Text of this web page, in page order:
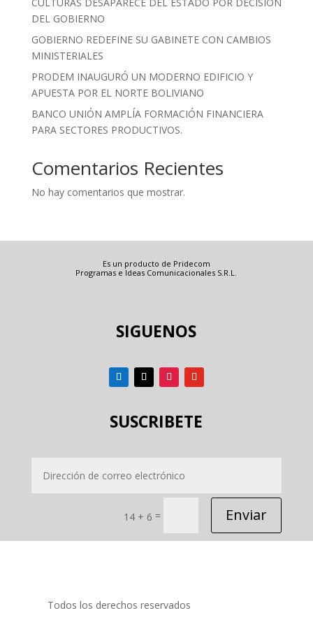
DEL GOBIERNO
GOBIERNO REDEFINE SU GABINETE CON CAMBIOS
MINISTERIALES
PRODEM INAUGURÓ UN MODERNO EDIFICIO Y
APUESTA POR EL NORTE BOLIVIANO
BANCO UNIÓN AMPLÍA FORMACIÓN FINANCIERA
PARA SECTORES PRODUCTIVOS.
Comentarios Recientes
No hay comentarios que mostrar.
Es un producto de Pridecom
Programas e Ideas Comunicacionales S.R.L.
SIGUENOS
SUSCRIBETE
14 + 6 = Enviar
Todos los derechos reservados